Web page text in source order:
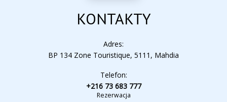
KONTAKTY
Adres:
BP 134 Zone Touristique, 5111, Mahdia
Telefon:
+216 73 683 777
Rezerwacja